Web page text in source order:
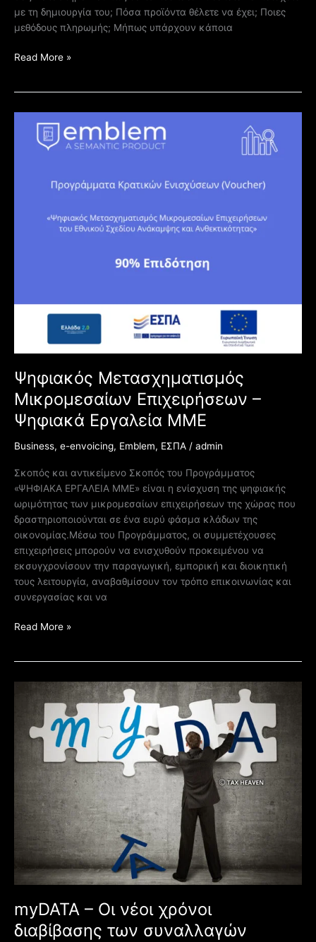
με τη δημιουργία του; Πόσα προϊόντα θέλετε να έχει; Ποιες
μεθόδους πληρωμής; Μήπως υπάρχουν κάποια
Read More »
Ψηφιακός Μετασχηματισμός
Μικρομεσαίων Επιχειρήσεων –
Ψηφιακά Εργαλεία ΜΜΕ
Business, e-envoicing, Emblem, ΕΣΠΑ / admin
Σκοπός και αντικείμενο Σκοπός του Προγράμματος
«ΨΗΦΙΑΚΑ ΕΡΓΑΛΕΙΑ ΜΜΕ» είναι η ενίσχυση της ψηφιακής
ωριμότητας των μικρομεσαίων επιχειρήσεων της χώρας που
δραστηριοποιούνται σε ένα ευρύ φάσμα κλάδων της
οικονομίας.Μέσω του Προγράμματος, οι συμμετέχουσες
επιχειρήσεις μπορούν να ενισχυθούν προκειμένου να
εκσυγχρονίσουν την παραγωγική, εμπορική και διοικητική
τους λειτουργία, αναβαθμίσουν τον τρόπο επικοινωνίας και
συνεργασίας και να
Μετασχηματισμός
Μικρομεσαίων
Εργαλεία
Read More »
myDATA – Οι νέοι χρόνοι
διαβίβασης των συναλλαγών
νέοι
διαβίβασης
των
συναλλαγών